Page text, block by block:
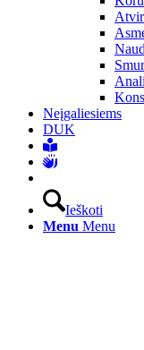
Neįgaliesiems
DUK
Ieškoti
Menu Menu